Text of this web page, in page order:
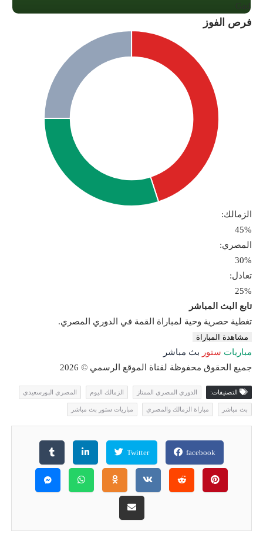
Gad
فرص الفوز
الزمالك:
45%
المصري:
30%
تعادل:
25%
تابع البث المباشر
تغطية حصرية وحية لمباراة القمة في الدوري المصري.
مشاهدة المباراة
مباريات ستور بث مباشر
جميع الحقوق محفوظة لقناة الموقع الرسمي © 2026
التصنيفات: الدوري المصري الممتاز الزمالك اليوم المصري البورسعيدي
بث مباشر مباراة الزمالك والمصري مباريات ستور بث مباشر
facebook
Twitter